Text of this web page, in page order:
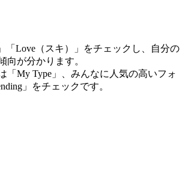
「Love（スキ）」をチェックし、自分の
向が分かります。
「My Type」、みんなに人気の高いフォ
」をチェックです。